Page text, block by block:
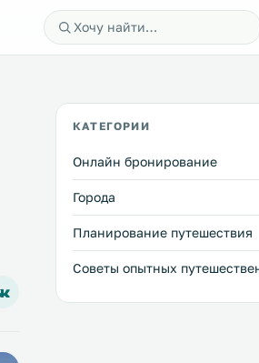
КАТЕГОРИИ
Онлайн бронирование
Города
Планирование путешествия
Советы опытных